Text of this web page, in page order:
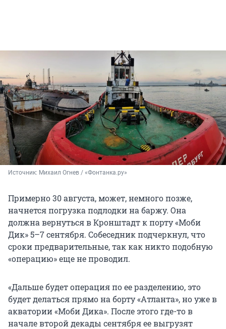
Источник: Михаил Огнев / «Фонтанка.ру»
Примерно 30 августа, может, немного позже,
начнется погрузка подлодки на баржу. Она
должна вернуться в Кронштадт к порту «Моби
Дик» 5–7 сентября. Собеседник подчеркнул, что
сроки предварительные, так как никто подобную
«операцию» еще не проводил.
«Дальше будет операция по ее разделению, это
будет делаться прямо на борту «Атланта», но уже в
акватории «Моби Дика». После этого где-то в
начале второй декады сентября ее выгрузят